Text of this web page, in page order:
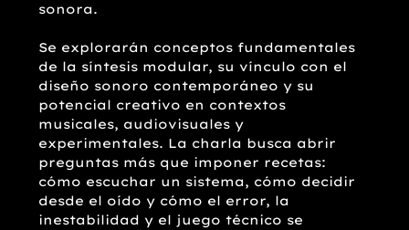
sonora.
Se explorarán conceptos fundamentales
de la síntesis modular, su vínculo con el
diseño sonoro contemporáneo y su
potencial creativo en contextos
musicales, audiovisuales y
experimentales. La charla busca abrir
preguntas más que imponer recetas:
cómo escuchar un sistema, cómo decidir
desde el oído y cómo el error, la
inestabilidad y el juego técnico se